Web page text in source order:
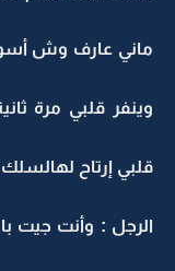
ماني عارف وش أسويْ
وينفر قلبي مرة
قلبي إرتاح لهالسلك .
الرجل : وأنت جيت